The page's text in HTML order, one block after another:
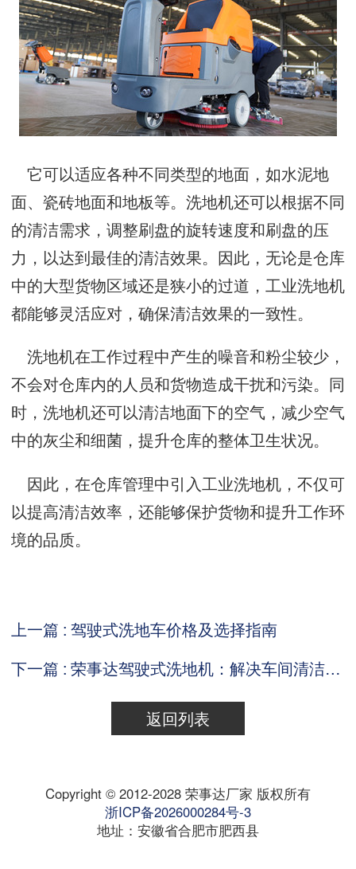
它可以适应各种不同类型的地面，如水泥地
面、瓷砖地面和地板等。洗地机还可以根据不同
的清洁需求，调整刷盘的旋转速度和刷盘的压
力，以达到最佳的清洁效果。因此，无论是仓库
中的大型货物区域还是狭小的过道，工业洗地机
都能够灵活应对，确保清洁效果的一致性。
洗地机在工作过程中产生的噪音和粉尘较少，
不会对仓库内的人员和货物造成干扰和污染。同
时，洗地机还可以清洁地面下的空气，减少空气
中的灰尘和细菌，提升仓库的整体卫生状况。
因此，在仓库管理中引入工业洗地机，不仅可
以提高清洁效率，还能够保护货物和提升工作环
境的品质。
上一篇 : 驾驶式洗地车价格及选择指南
下一篇 : 荣事达驾驶式洗地机：解决车间清洁难题的利器
返回列表
Copyright © 2012-2028 荣事达厂家 版权所有
浙ICP备2026000284号-3
地址：安徽省合肥市肥西县